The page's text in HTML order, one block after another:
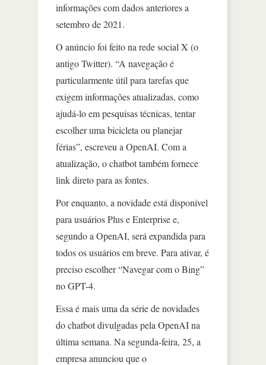
informações com dados anteriores a
setembro de 2021.
O anúncio foi feito na rede social X (o
antigo Twitter). “A navegação é
particularmente útil para tarefas que
exigem informações atualizadas, como
ajudá-lo em pesquisas técnicas, tentar
escolher uma bicicleta ou planejar
férias”, escreveu a OpenAI. Com a
atualização, o chatbot também fornece
link direto para as fontes.
Por enquanto, a novidade está disponível
para usuários Plus e Enterprise e,
segundo a OpenAI, será expandida para
todos os usuários em breve. Para ativar, é
preciso escolher “Navegar com o Bing”
no GPT-4.
Essa é mais uma da série de novidades
do chatbot divulgadas pela OpenAI na
última semana. Na segunda-feira, 25, a
empresa anunciou que o